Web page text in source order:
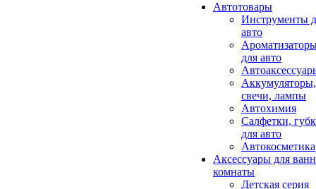
Автотовары
Инструменты
авто
для авто
Аккумуляторы,
свечи, лампы
Автохимия
Салфетки,
для авто
Автокосметика
Аксессуары для
комнаты
Детская серия